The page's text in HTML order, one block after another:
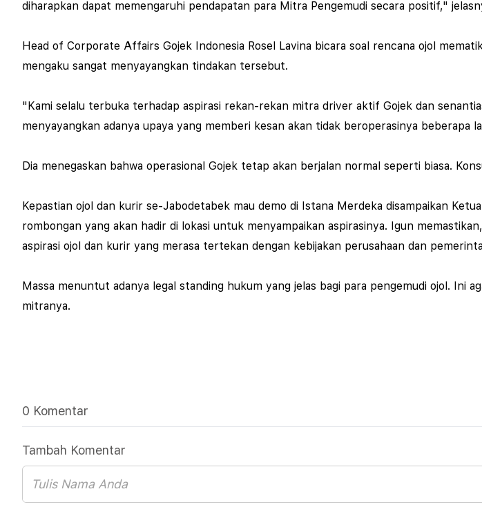
diharapkan dapat memengaruhi pendapatan para Mitra Pengemudi secara positif,"
Head of Corporate Affairs Gojek Indonesia Rosel Lavina bicara soal rencana ojol
mengaku sangat menyayangkan tindakan tersebut.
"Kami selalu terbuka terhadap aspirasi rekan-rekan mitra driver aktif Gojek dan
menyayangkan adanya upaya yang memberi kesan akan tidak beroperasinya beberapa
Dia menegaskan bahwa operasional Gojek tetap akan berjalan normal seperti biasa.
Kepastian ojol dan kurir se-Jabodetabek mau demo di Istana Merdeka disampaikan
rombongan yang akan hadir di lokasi untuk menyampaikan aspirasinya. Igun
aspirasi ojol dan kurir yang merasa tertekan dengan kebijakan perusahaan dan
Massa menuntut adanya legal standing hukum yang jelas bagi para pengemudi ojol. Ini
mitranya.
0 Komentar
Tambah Komentar